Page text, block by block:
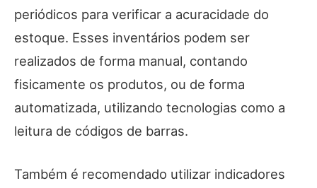
periódicos para verificar a acuracidade do
estoque. Esses inventários podem ser
realizados de forma manual, contando
fisicamente os produtos, ou de forma
automatizada, utilizando tecnologias como a
leitura de códigos de barras.
Também é recomendado utilizar indicadores